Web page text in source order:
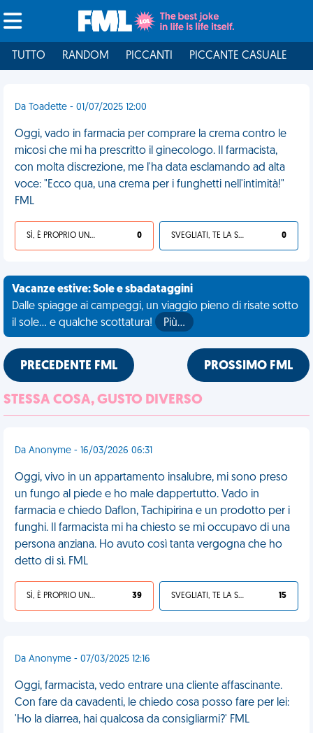
TUTTO RANDOM PICCANTI PICCANTE CASUALE
Da Toadette - 01/07/2025 12:00
Oggi, vado in farmacia per comprare la crema contro le
micosi che mi ha prescritto il ginecologo. Il farmacista,
con molta discrezione, me l'ha data esclamando ad alta
voce: "Ecco qua, una crema per i funghetti nell'intimità!"
FML
SÌ, È PROPRIO UNA VDM! 0 SVEGLIATI, TE LA SEI CERCATA! 0
Vacanze estive: Sole e sbadataggini
Dalle spiagge ai campeggi, un viaggio pieno di risate sotto
il sole... e qualche scottatura!
Più…
PRECEDENTE FML PROSSIMO FML
STESSA COSA, GUSTO DIVERSO
Da Anonyme - 16/03/2026 06:31
Oggi, vivo in un appartamento insalubre, mi sono preso
un fungo al piede e ho male dappertutto. Vado in
farmacia e chiedo Daflon, Tachipirina e un prodotto per i
funghi. Il farmacista mi ha chiesto se mi occupavo di una
persona anziana. Ho avuto così tanta vergogna che ho
detto di sì. FML
SÌ, È PROPRIO UNA VDM! 39 SVEGLIATI, TE LA SEI CERCATA! 15
Da Anonyme - 07/03/2025 12:16
Oggi, farmacista, vedo entrare una cliente affascinante.
Con fare da cavadenti, le chiedo cosa posso fare per lei:
'Ho la diarrea, hai qualcosa da consigliarmi?' FML